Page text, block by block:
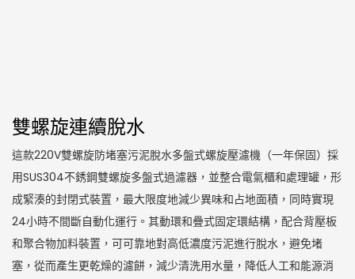
雙螺旋連續脫水
這款220V雙螺旋防堵塞污泥脫水多盤式螺旋壓濾機（一年保固）採
用SUS304不銹鋼雙螺旋多盤式過濾器，並整合電氣櫃和處理罐，形
成緊湊的封閉式裝置，最大限度地減少異味和占地面積，同時實現
24小時不間斷自動化運行。其動環和疊式固定環結構，配合背壓板
和聚合物加料裝置，可可靠地對高低濃度污泥進行脫水，避免堵
塞，從而產生更乾燥的濾餅，減少清洗用水量，降低人工和能源消